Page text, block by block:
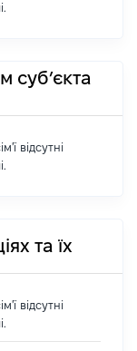
суб’єкта
відсутні
та їх
відсутні